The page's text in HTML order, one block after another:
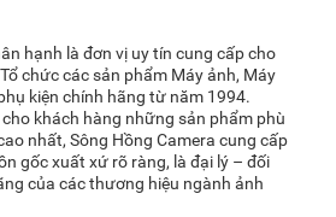
hạnh là đơn vị uy tín cung cấp cho
chức các sản phẩm Máy ảnh, Máy
kiện chính hãng từ năm 1994.
khách hàng những sản phẩm phù
nhất, Sông Hồng Camera cung cấp
gốc xuất xứ rõ ràng, là đại lý – đối
của các thương hiệu ngành ảnh